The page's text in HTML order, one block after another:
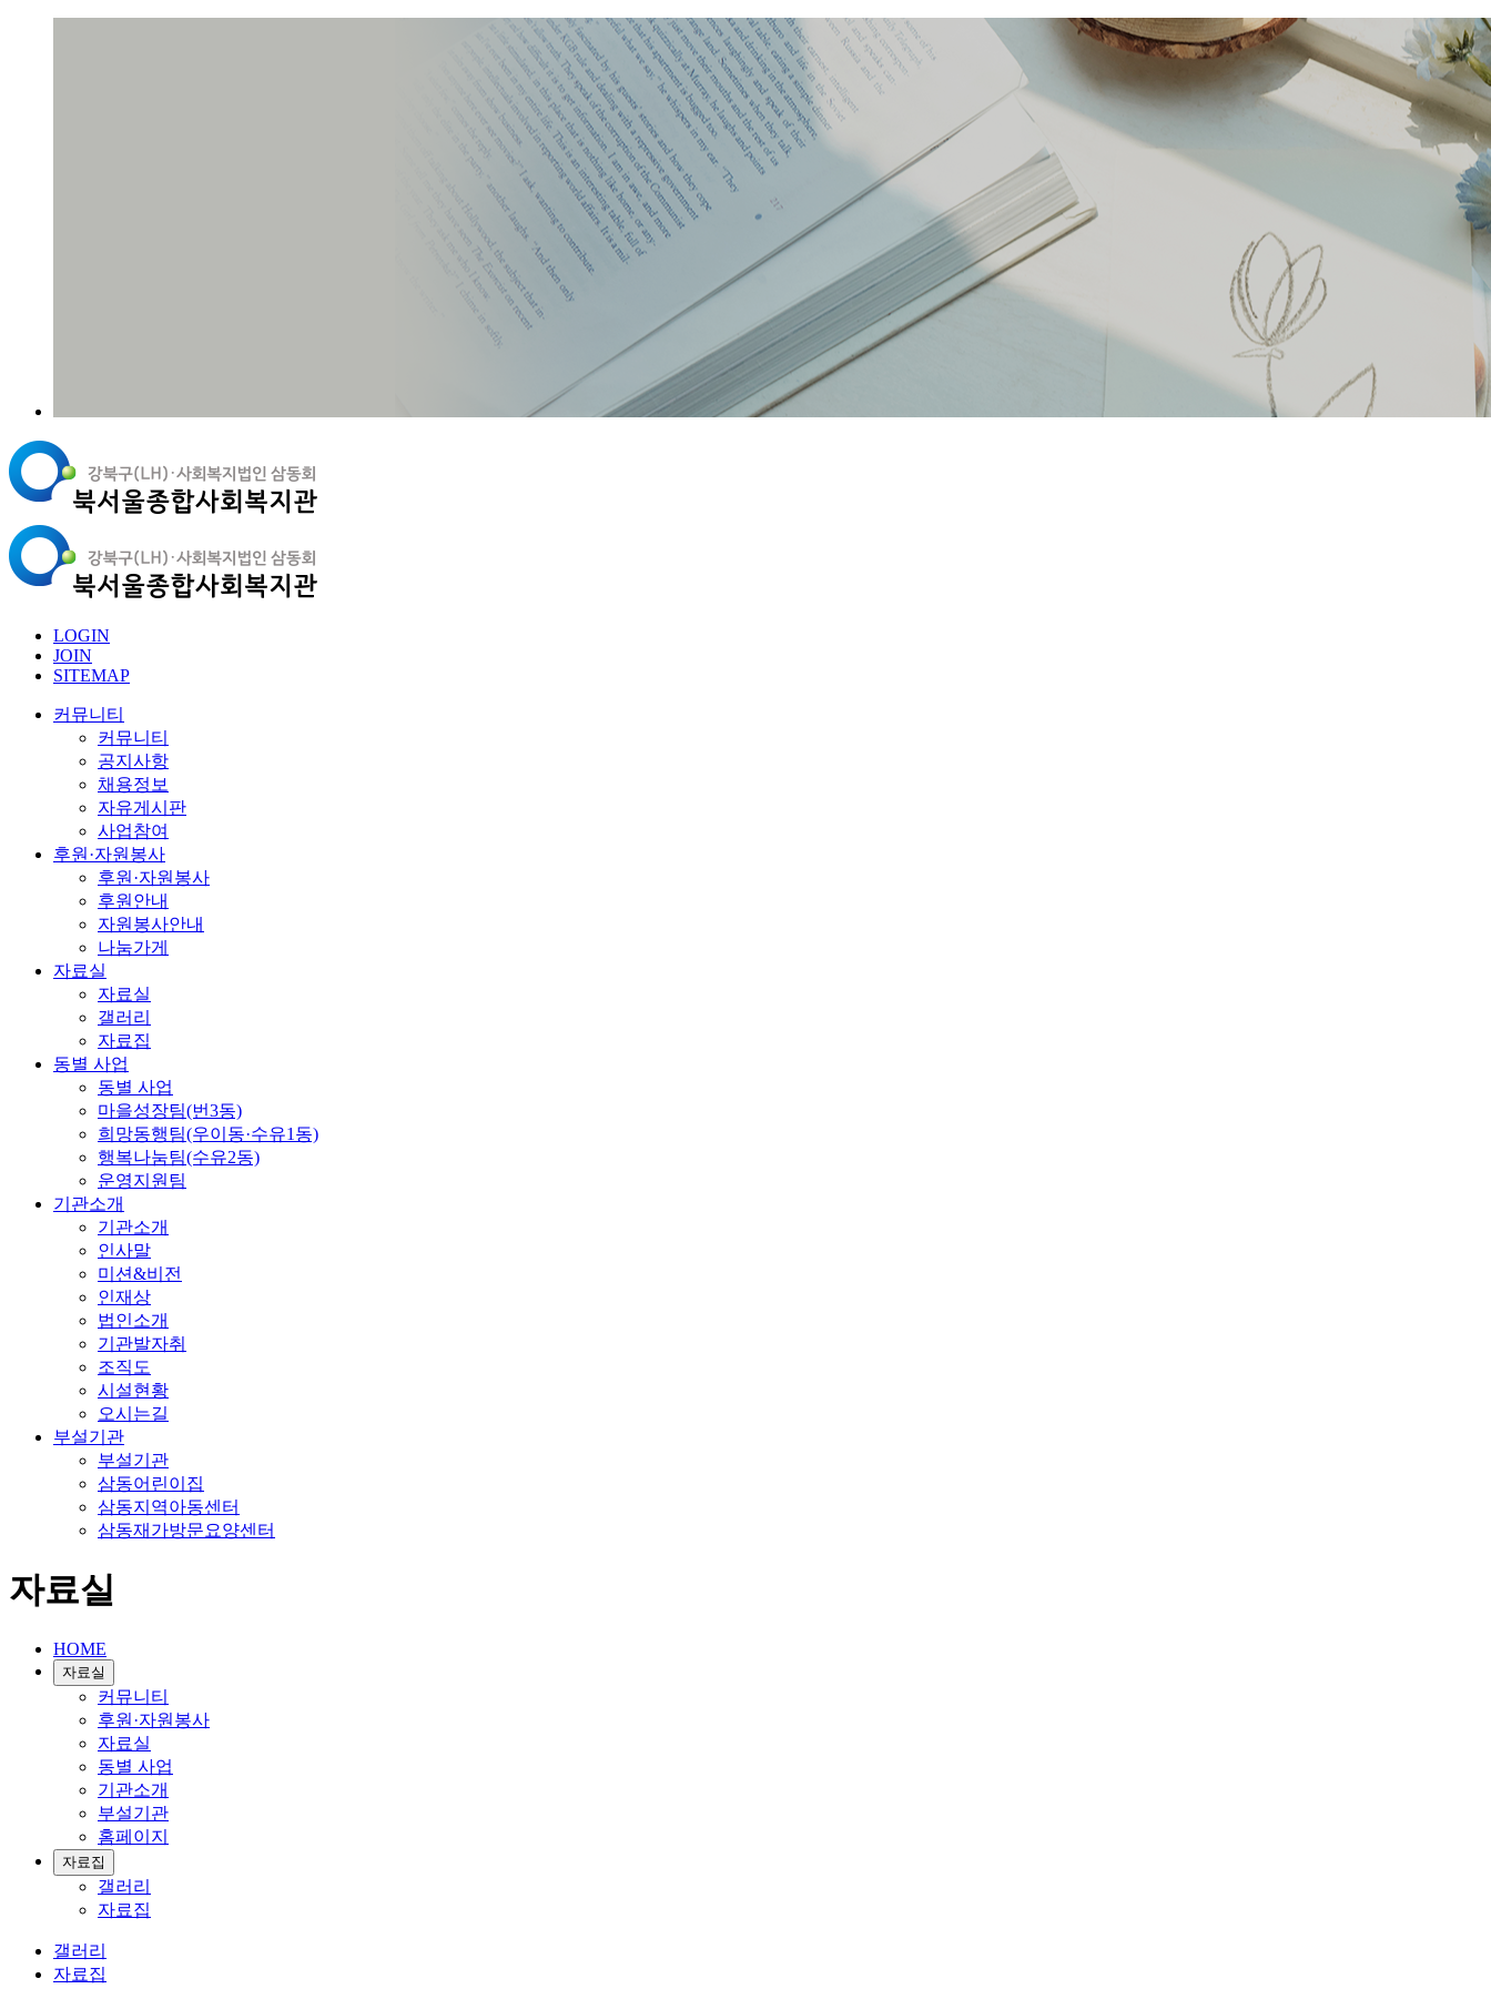
LOGIN
JOIN
SITEMAP
커뮤니티
커뮤니티
공지사항
채용정보
자유게시판
사업참여
후원·자원봉사
후원·자원봉사
후원안내
자원봉사안내
나눔가게
자료실
자료실
갤러리
자료집
동별 사업
동별 사업
마을성장팀(번3동)
희망동행팀(우이동·수유1동)
행복나눔팀(수유2동)
운영지원팀
기관소개
기관소개
인사말
미션&비전
인재상
법인소개
기관발자취
조직도
시설현황
오시는길
부설기관
부설기관
삼동어린이집
삼동지역아동센터
삼동재가방문요양센터
자료실
HOME
자료실
커뮤니티
후원·자원봉사
자료실
동별 사업
기관소개
부설기관
홈페이지
자료집
갤러리
자료집
갤러리
자료집